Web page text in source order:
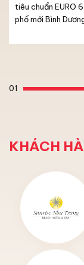
tiêu chuẩn EURO
phố mới Bình
01
KHÁCH